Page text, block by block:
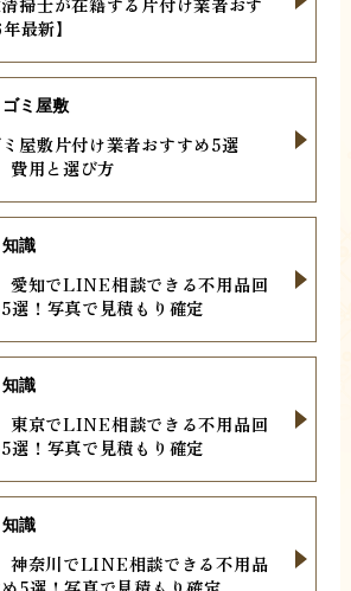
最新】
屋敷片付け業者おすすめ5選
費用と選び方
ゴミ屋敷
愛知でLINE相談できる不用品回
選！写真で見積もり確定
知識
東京でLINE相談できる不用品回
選！写真で見積もり確定
知識
神奈川でLINE相談できる不用品
知識